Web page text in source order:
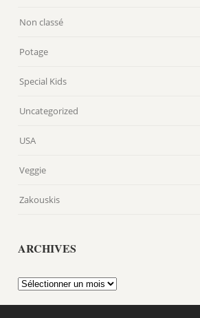
Non classé
Potage
Special Kids
Uncategorized
USA
Veggie
Zakouskis
ARCHIVES
Archives